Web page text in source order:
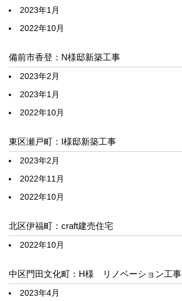
2023年1月
2022年10月
備前市香登：N様邸新築工事
2023年2月
2023年1月
2022年10月
東区瀬戸町：I様邸新築工事
2023年2月
2022年11月
2022年10月
北区伊福町：craft建売住宅
2022年10月
中区門田文化町：H様 リノベーション工事
2023年4月